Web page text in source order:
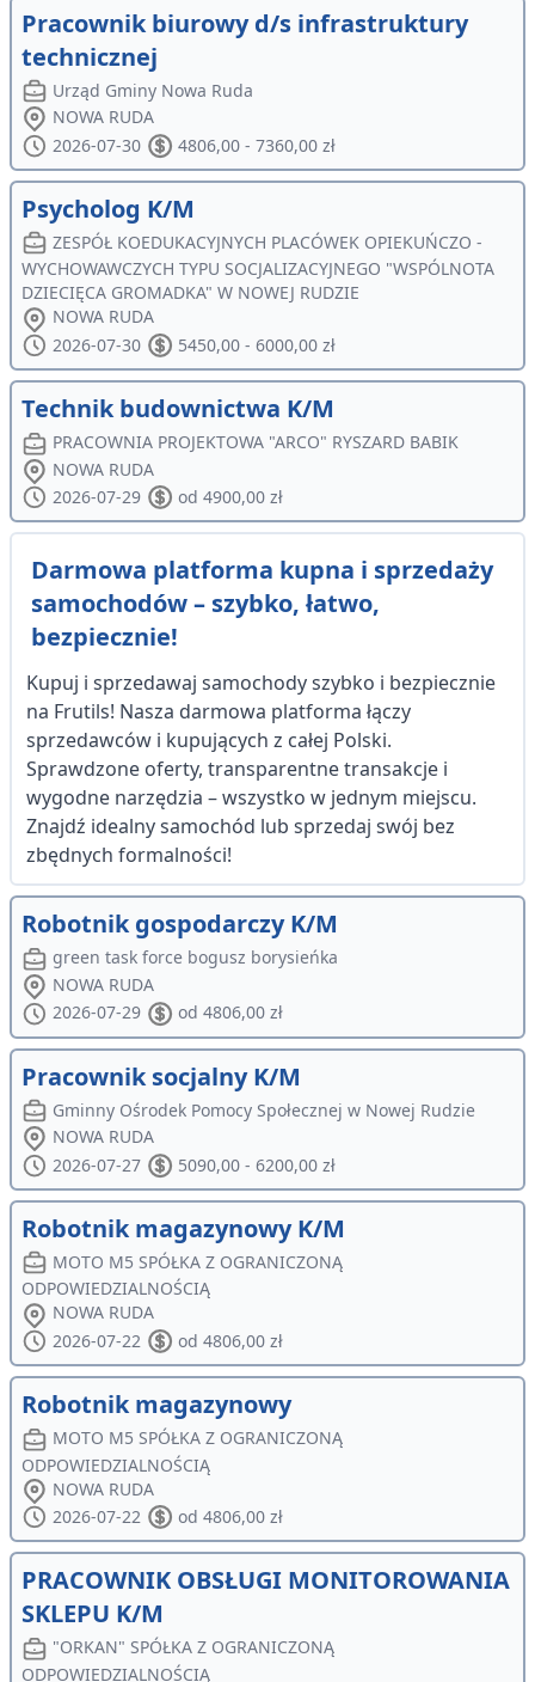
Pracownik biurowy d/s infrastruktury
technicznej
Urząd Gminy Nowa Ruda
NOWA RUDA
2026-07-30
4806,00 - 7360,00 zł
Psycholog K/M
ZESPÓŁ KOEDUKACYJNYCH PLACÓWEK OPIEKUŃCZO -
WYCHOWAWCZYCH TYPU SOCJALIZACYJNEGO "WSPÓLNOTA
DZIECIĘCA GROMADKA" W NOWEJ RUDZIE
NOWA RUDA
2026-07-30
5450,00 - 6000,00 zł
Technik budownictwa K/M
PRACOWNIA PROJEKTOWA "ARCO" RYSZARD BABIK
NOWA RUDA
2026-07-29
od 4900,00 zł
Darmowa platforma kupna i sprzedaży
samochodów – szybko, łatwo,
bezpiecznie!
Kupuj i sprzedawaj samochody szybko i bezpiecznie
na Frutils! Nasza darmowa platforma łączy
sprzedawców i kupujących z całej Polski.
Sprawdzone oferty, transparentne transakcje i
wygodne narzędzia – wszystko w jednym miejscu.
Znajdź idealny samochód lub sprzedaj swój bez
zbędnych formalności!
Robotnik gospodarczy K/M
green task force bogusz borysieńka
NOWA RUDA
2026-07-29
od 4806,00 zł
Pracownik socjalny K/M
Gminny Ośrodek Pomocy Społecznej w Nowej Rudzie
NOWA RUDA
2026-07-27
5090,00 - 6200,00 zł
Robotnik magazynowy K/M
MOTO M5 SPÓŁKA Z OGRANICZONĄ
ODPOWIEDZIALNOŚCIĄ
NOWA RUDA
2026-07-22
od 4806,00 zł
Robotnik magazynowy
MOTO M5 SPÓŁKA Z OGRANICZONĄ
ODPOWIEDZIALNOŚCIĄ
NOWA RUDA
2026-07-22
od 4806,00 zł
PRACOWNIK OBSŁUGI MONITOROWANIA
SKLEPU K/M
"ORKAN" SPÓŁKA Z OGRANICZONĄ
ODPOWIEDZIALNOŚCIĄ